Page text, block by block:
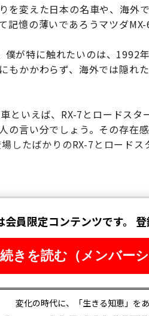
を変えた日本の名車や、海外
記憶の薄いであろうマツダMX-
が特に触れたいのは、1992
もかかわらず、海外では隠れ
といえば、RX-7とロードスタ
の言い分でしょう。その存在
したばかりのRX-7とロード